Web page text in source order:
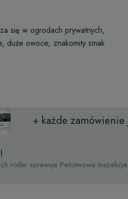
się w ogrodach prywatnych,
duże owoce, znakomity smak
+ każde zamówienie
roślin sprawuje Państwowa